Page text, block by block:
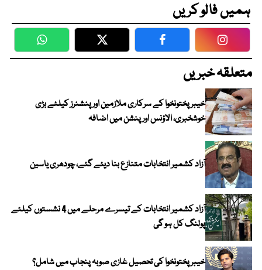
ہمیں فالو کریں
WhatsApp Twitter Facebook
متعلقہ خبریں
خیبرپختونخوا کے سرکاری ملازمین اور پنشنرز کیلئے بڑی
خوشخبری، الاؤنس اور پنشن میں اضافہ
آزاد کشمیر انتخابات متنازع بنا دیئے گئے، چودھری یاسین
آزاد کشمیر انتخابات کے تیسرے مرحلے میں 4 نشستوں کیلئے
پولنگ کل ہو گی
خیبر پختونخوا کی تحصیل غازی صوبہ پنجاب میں شامل؟